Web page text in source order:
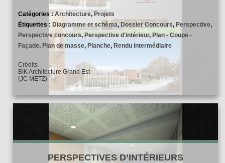
Catégories : Architecture,Projets
Étiquettes : Diagramme et schéma, Dossier Concours, Perspective,
Perspective concours,Perspective d'intérieur, Plan - Coupe -
Façade, Plan de masse, Planche, Rendu intermédiaire
Crédits
BIK Architecture Grand Est
(JC METZ)
PERSPECTIVES D’INTÉRIEURS